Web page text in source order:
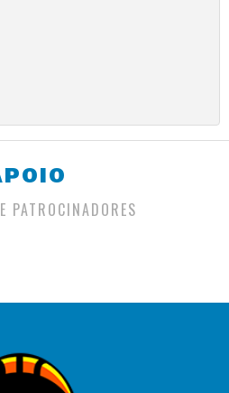
PATROCINADORES